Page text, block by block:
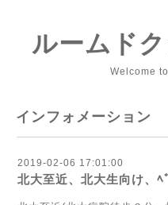
ルームド
Welcome
インフォメーション
2019-02-06 17:01:00
北大至近、北大生向け、